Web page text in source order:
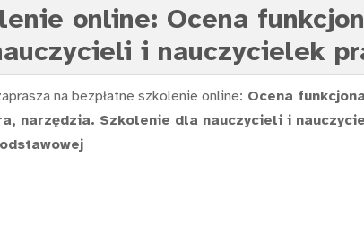
online: Ocena
i nauczycielek
na bezpłatne szkolenie online: Ocena
narzędzia. Szkolenie dla nauczycieli i